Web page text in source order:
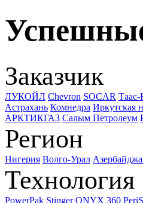
Заказчик
ЛУКОЙЛ Chevron SOCAR
Астрахань Комнедра Иркутская
АРКТИКГАЗ Салым Петролеум
Регион
Нигерия Волго-Урал
Технология
PowerPak Stinger ONYX 360